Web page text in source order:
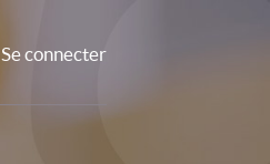
Se connecter